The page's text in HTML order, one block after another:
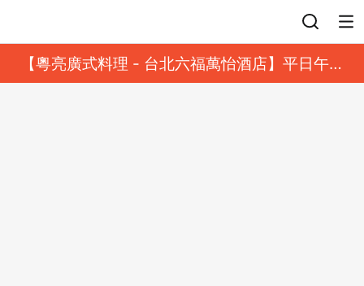
【粵亮廣式料理 - 台北六福萬怡酒店】平日午餐
8 折起｜靓港點套餐